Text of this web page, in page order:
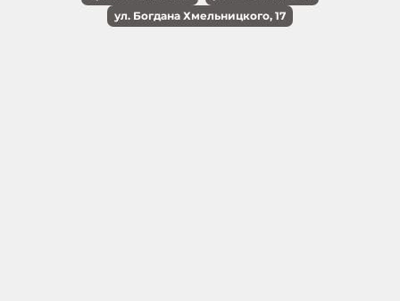
ул. Богдана Хмельницкого, 17